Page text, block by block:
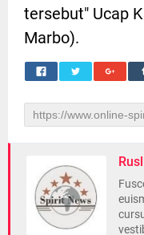
tersebut" Ucap
Marbo).